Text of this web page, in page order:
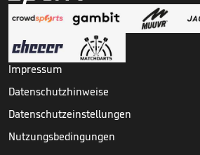
Impressum
Datenschutzhinweise
Datenschutzeinstellungen
Nutzungsbedingungen